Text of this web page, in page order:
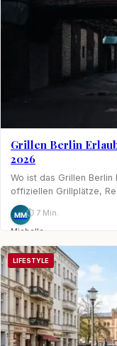
Grillen Berlin
2026
Wo ist das Grillen
offiziellen Grillplätze,
MM
Michelle
Möhring
⏱ 7 Min.
LIFESTYLE